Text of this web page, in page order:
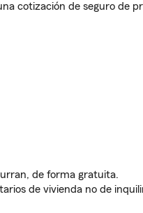
cotización de seguro de
de forma gratuita.
de vivienda no de